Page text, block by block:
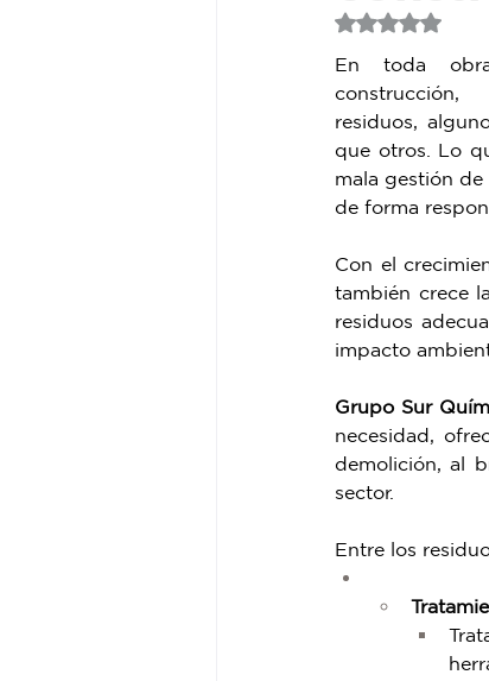
Obtuvo NaN
En toda
residuos,
que otros. Lo
mala gestión
de forma
Con el
también crece
residuos
impacto
Grupo Sur
necesidad,
demolición, al
sector.
Entre los